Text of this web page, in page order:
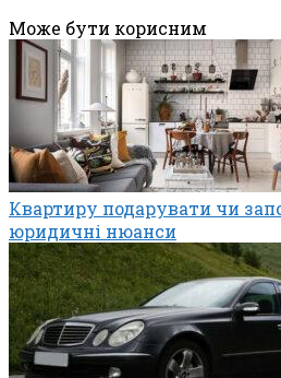
Може бути корисним
Квартиру подарувати чи
юридичні нюанси